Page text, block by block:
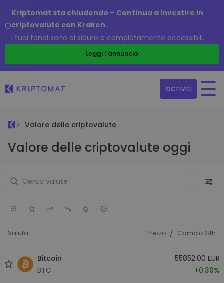
Kriptomat sta chiudendo – Continua a investire in
criptovalute con Kraken.
I tuoi fondi sono al sicuro e completamente accessibili.
Leggi l'annuncio
Iscriviti
Valore delle criptovalute
Valore delle criptovalute oggi
Valuta Prezzo / Cambio 24h
Bitcoin
BTC
55852.00 EUR
+0.30%